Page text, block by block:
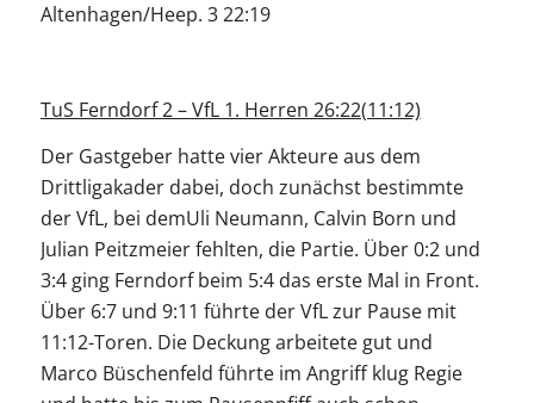
Altenhagen/Heep. 3 22:19
TuS Ferndorf 2 – VfL 1. Herren 26:22(11:12)
Der Gastgeber hatte vier Akteure aus dem
Drittligakader dabei, doch zunächst bestimmte
der VfL, bei demUli Neumann, Calvin Born und
Julian Peitzmeier fehlten, die Partie. Über 0:2 und
3:4 ging Ferndorf beim 5:4 das erste Mal in Front.
Über 6:7 und 9:11 führte der VfL zur Pause mit
11:12-Toren. Die Deckung arbeitete gut und
Marco Büschenfeld führte im Angriff klug Regie